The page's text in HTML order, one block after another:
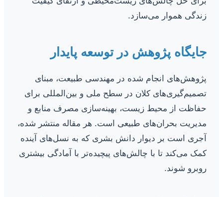
زندگی هموار می‌سازد.
جایگاه پژوهش در توسعه پایدار
پژوهش‌های انجام شده در مهندسی طبیعت، مبنای
تصمیم‌گیری‌های کلان در سطح ملی و بین‌المللی برای
حفاظت از محیط زیست، بهینه‌سازی مصرف منابع و
مدیریت بحران‌های طبیعی است. هر مقاله منتشر شده،
آجری است بر دیوار دانش بشری که به نسل‌های آینده
کمک می‌کند تا با چالش‌های پیچیده‌تر با آمادگی بیشتری
روبرو شوند.